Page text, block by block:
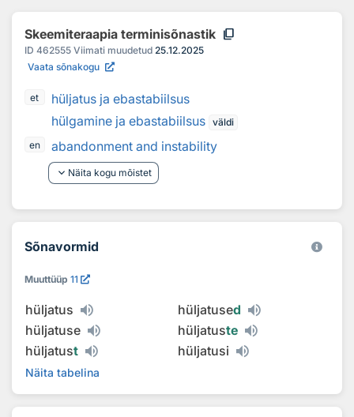
Skeemiteraapia terminisõnastik content_copy
ID 462555 Viimati muudetud 25.12.2025
Vaata sõnakogu
et
hüljatus ja ebastabiilsus
hülgamine ja ebastabiilsus väldi
en
abandonment and instability
keyboard_arrow_down Näita kogu mõistet
Sõnavormid
Muuttüüp 11
hüljatus hüljatused
hüljatuse
hüljatuste
hüljatust hüljatusi
Näita tabelina